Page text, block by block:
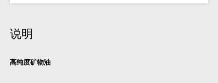
说明
高纯度矿物油